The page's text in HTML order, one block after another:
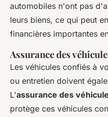
automobiles n'ont pas
leurs biens, ce qui peut
financières importantes
Assurance des
Les véhicules confiés à
ou entretien doivent
L'assurance des
protège ces véhicules